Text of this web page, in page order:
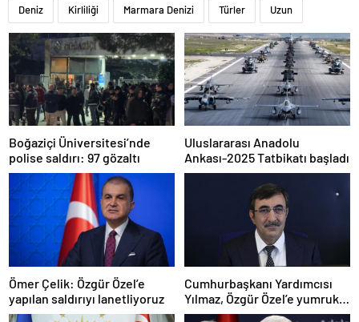
Deniz Kirliliği Marmara Denizi Türler Uzun
Boğaziçi Üniversitesi’nde
polise saldırı: 97 gözaltı
Uluslararası Anadolu
Ankası-2025 Tatbikatı başladı
Ömer Çelik: Özgür Özel’e
yapılan saldırıyı lanetliyoruz
Cumhurbaşkanı Yardımcısı
Yılmaz, Özgür Özel’e yumruklu
saldırıyı kınadı